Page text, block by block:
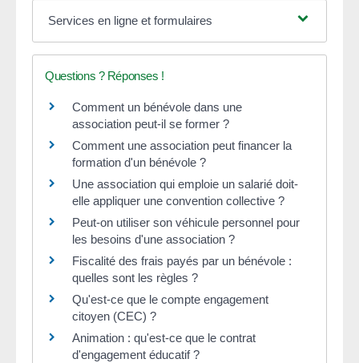
Services en ligne et formulaires
Questions ? Réponses !
Comment un bénévole dans une
association peut-il se former ?
Comment une association peut financer la
formation d'un bénévole ?
Une association qui emploie un salarié doit-
elle appliquer une convention collective ?
Peut-on utiliser son véhicule personnel pour
les besoins d'une association ?
Fiscalité des frais payés par un bénévole :
quelles sont les règles ?
Qu'est-ce que le compte engagement
citoyen (CEC) ?
Animation : qu'est-ce que le contrat
d'engagement éducatif ?